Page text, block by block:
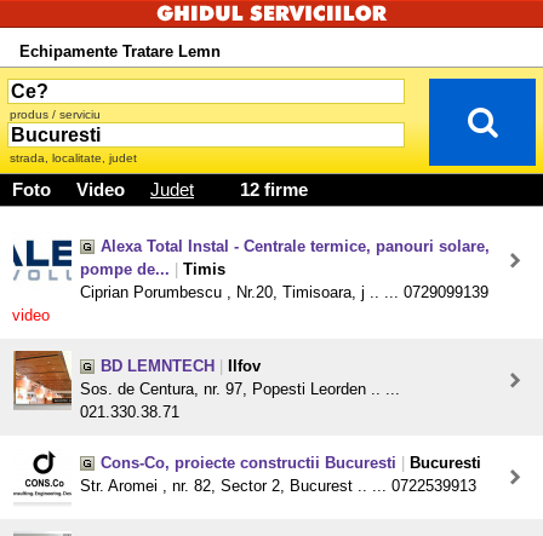
Echipamente Tratare Lemn
produs / serviciu
strada, localitate, judet
Foto Video Judet 12 firme
Alexa Total Instal - Centrale termice, panouri solare,
pompe de...
Timis
Ciprian Porumbescu , Nr.20, Timisoara, j .. ... 0729099139
video
BD LEMNTECH
Ilfov
Sos. de Centura, nr. 97, Popesti Leorden .. ...
021.330.38.71
Cons-Co, proiecte constructii Bucuresti
Bucuresti
Str. Aromei , nr. 82, Sector 2, Bucurest .. ... 0722539913